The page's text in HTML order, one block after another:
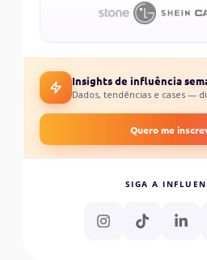
Insights de influência
Dados, tendências e cases —
Quero me
SIGA A